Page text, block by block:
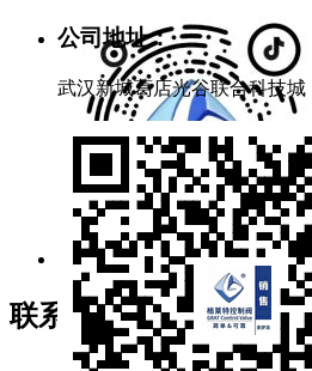
公司地址：
武汉新城葛店光谷联合科技城
联系我们